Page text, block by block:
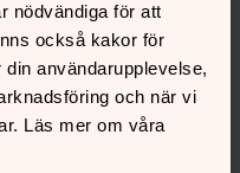
nödvändiga för att
också kakor för
användarupplevelse,
och när vi
Läs mer om våra
27
Växel:
054-14 14 00